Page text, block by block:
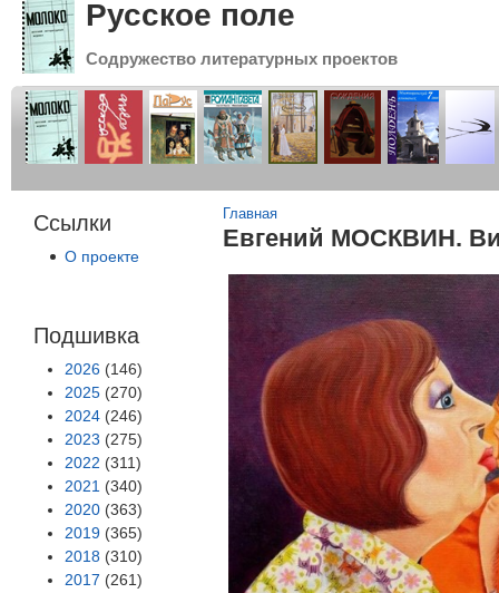
Русское поле
Содружество литературных проектов
Ссылки
О проекте
Подшивка
2026 (146)
2025 (270)
2024 (246)
2023 (275)
2022 (311)
2021 (340)
2020 (363)
2019 (365)
2018 (310)
2017 (261)
Вы здесь
Главная
Евгений МОСКВИН.